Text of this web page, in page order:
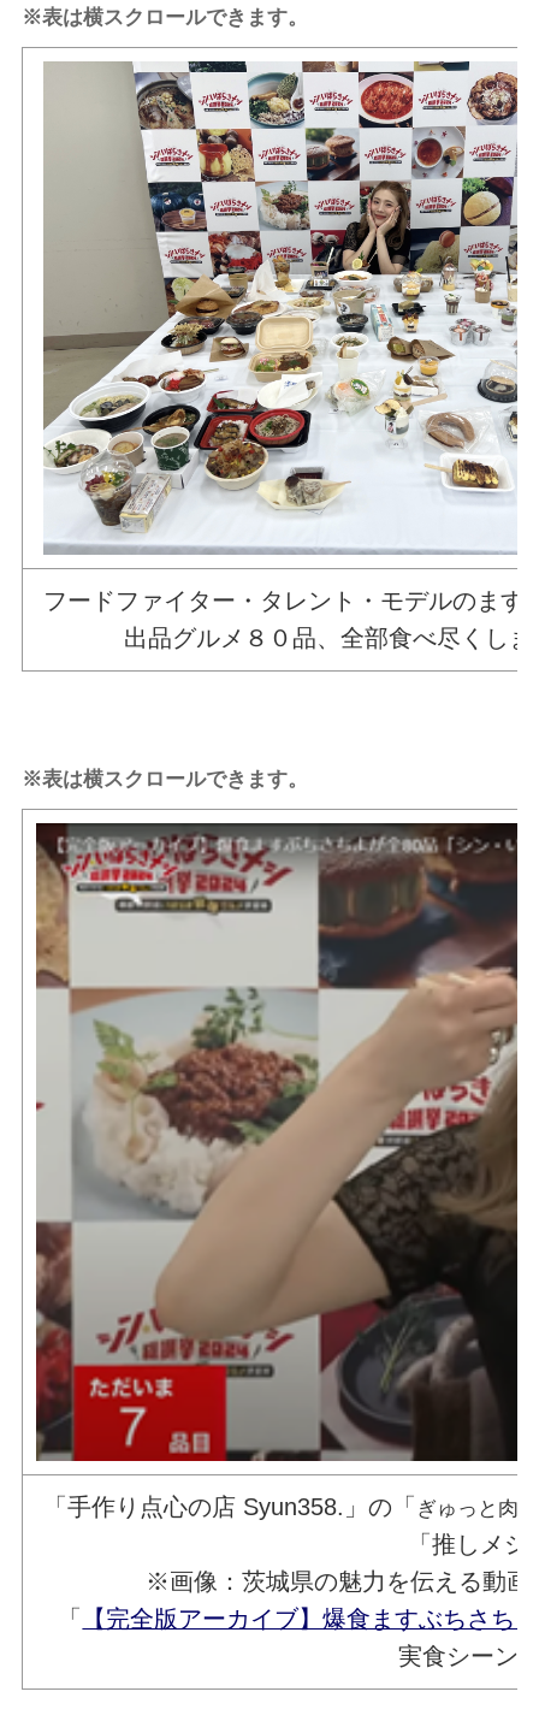
※表は横スクロールできます。
フードファイター・タレント・モデルのます
出品グルメ８０品、全部食べ尽くし
※表は横スクロールできます。
「手作り点心の店 Syun358.」の「 ぎゅっと肉
「推しメ
※画像：茨城県の魅力を伝える動画
「
【完全版アーカイブ】爆食ますぶちさち
実食シーン